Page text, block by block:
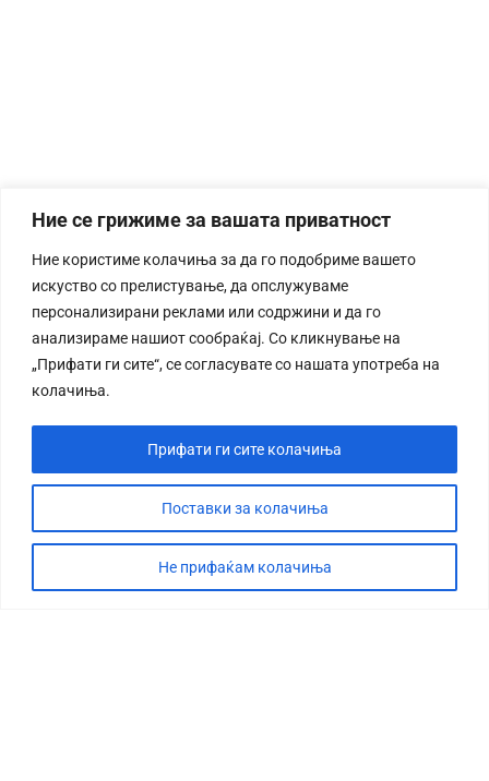
Ние се грижиме за вашата приватност
Ние користиме колачиња за да го подобриме вашето
искуство со прелистување, да опслужуваме
персонализирани реклами или содржини и да го
анализираме нашиот сообраќај. Со кликнување на
„Прифати ги сите“, се согласувате со нашата употреба на
колачиња.
Поставки за колачиња
Не прифаќам колачиња
Прифати ги сите колачиња